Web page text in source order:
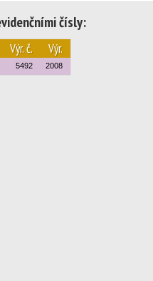
čísly:
Výr. č. Výr.
5492 2008